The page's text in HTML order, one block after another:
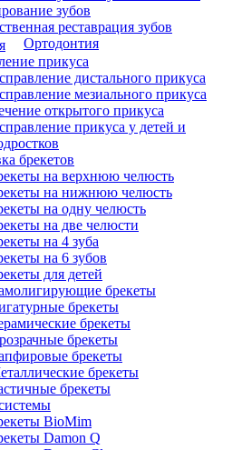
зубов
реставрация зубов
Ортодонтия
прикуса
дистального прикуса
мезиального прикуса
открытого прикуса
прикуса у детей и
брекетов
на верхнюю челюсть
на нижнюю челюсть
на одну челюсть
на две челюсти
на 4 зуба
на 6 зубов
для детей
брекеты
брекеты
брекеты
брекеты
брекеты
брекеты
брекеты
BioMim
Damon Q